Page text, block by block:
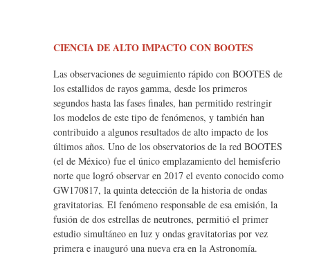
CIENCIA DE ALTO IMPACTO CON BOOTES
Las observaciones de seguimiento rápido con BOOTES de
los estallidos de rayos gamma, desde los primeros
segundos hasta las fases finales, han permitido restringir
los modelos de este tipo de fenómenos, y también han
contribuido a algunos resultados de alto impacto de los
últimos años. Uno de los observatorios de la red BOOTES
(el de México) fue el único emplazamiento del hemisferio
norte que logró observar en 2017 el evento conocido como
GW170817, la quinta detección de la historia de ondas
gravitatorias. El fenómeno responsable de esa emisión, la
fusión de dos estrellas de neutrones, permitió el primer
estudio simultáneo en luz y ondas gravitatorias por vez
primera e inauguró una nueva era en la Astronomía.